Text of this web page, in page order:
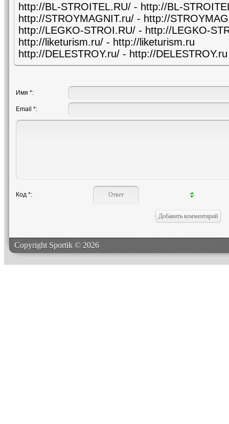
http://BL-STROITEL.RU/ - http://BL-
http://STROYMAGNIT.ru/ - http://
http://LEGKO-STROI.RU/ - http://LEGKO-
http://liketurism.ru/ - http://liketurism.ru
http://DELESTROY.ru/ - http://DELESTROY.ru
Имя *:
Email *:
Код *:
Copyright Sportik © 2026